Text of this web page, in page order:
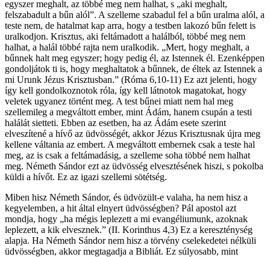
egyszer meghalt, az többé meg nem halhat, s „aki meghalt,
felszabadult a bűn alól”. A szelleme szabadul fel a bűn uralma alól, a
teste nem, de hatalmat kap arra, hogy a testben lakozó bűn felett is
uralkodjon. Krisztus, aki feltámadott a halálból, többé meg nem
halhat, a halál többé rajta nem uralkodik. „Mert, hogy meghalt, a
bűnnek halt meg egyszer; hogy pedig él, az Istennek él. Ezenképpen
gondoljátok ti is, hogy meghaltatok a bűnnek, de éltek az Istennek a
mi Urunk Jézus Krisztusban.” (Róma 6,10-11) Ez azt jelenti, hogy
így kell gondolkoznotok róla, így kell látnotok magatokat, hogy
veletek ugyanez történt meg. A test bűnei miatt nem hal meg
szellemileg a megváltott ember, mint Ádám, hanem csupán a testi
halálát sietteti. Ebben az esetben, ha az Ádám esete szerint
elveszítené a hívő az üdvösségét, akkor Jézus Krisztusnak újra meg
kellene váltania az embert. A megváltott embernek csak a teste hal
meg, az is csak a feltámadásig, a szelleme soha többé nem halhat
meg. Németh Sándor ezt az üdvösség elvesztésének hiszi, s pokolba
küldi a hívőt. Ez az igazi szellemi sötétség.
Miben hisz Németh Sándor, és üdvözült-e valaha, ha nem hisz a
kegyelemben, a hit által elnyert üdvösségben? Pál apostol azt
mondja, hogy „ha mégis leplezett a mi evangéliumunk, azoknak
leplezett, a kik elvesznek.” (II. Korinthus 4,3) Ez a kereszténység
alapja. Ha Németh Sándor nem hisz a törvény cselekedetei nélküli
üdvösségben, akkor megtagadja a Bibliát. Ez súlyosabb, mint